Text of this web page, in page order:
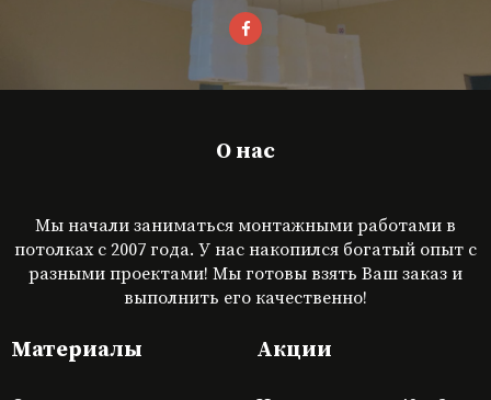
О нас
Мы начали заниматься монтажными работами в
потолках с 2007 года. У нас накопился богатый опыт с
разными проектами! Мы готовы взять Ваш заказ и
выполнить его качественно!
Материалы Акции